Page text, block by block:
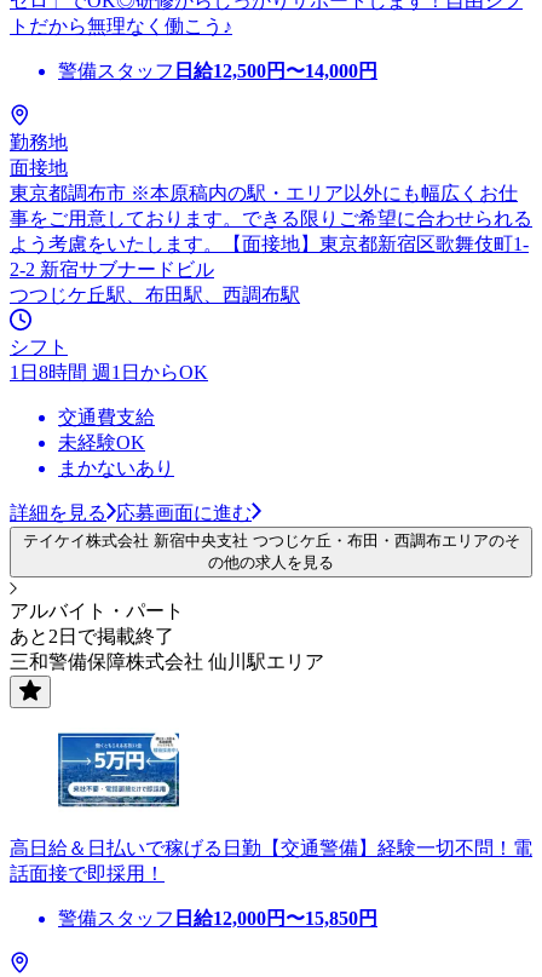
トだから無理なく働こう♪
警備スタッフ 日給12,500円〜14,000円
勤務地
面接地
東京都調布市 ※本原稿内の駅・エリア以外にも幅広くお仕
事をご用意しております。できる限りご希望に合わせられる
よう考慮をいたします。【面接地】東京都新宿区歌舞伎町1-
2-2 新宿サブナードビル
つつじケ丘駅、布田駅、西調布駅
シフト
1日8時間 週1日からOK
交通費支給
未経験OK
まかないあり
詳細を見る 応募画面に進む
テイケイ株式会社 新宿中央支社 つつじケ丘・布田・西調布エリアのそ
の他の求人を見る
アルバイト・パート
あと2日で掲載終了
三和警備保障株式会社 仙川駅エリア
高日給＆日払いで稼げる日勤【交通警備】経験一切不問！電
話面接で即採用！
警備スタッフ 日給12,000円〜15,850円